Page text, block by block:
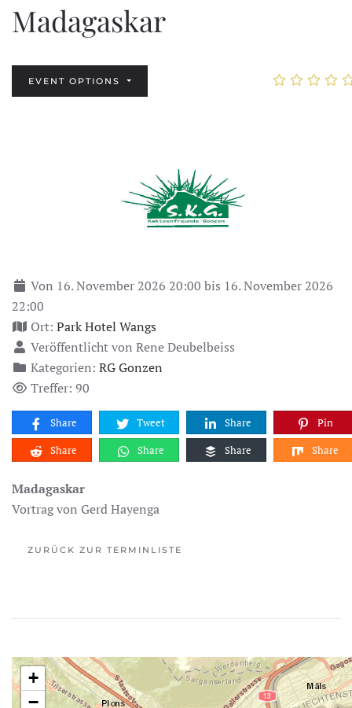
Madagaskar
EVENT OPTIONS
Von 16. November 2026 20:00 bis 16. November 2026
22:00
Ort: Park Hotel Wangs
Veröffentlicht von Rene Deubelbeiss
Kategorien: RG Gonzen
Treffer: 90
Share Tweet Share
Pin
Share
Share Share Share
Madagaskar
Vortrag von Gerd Hayenga
ZURÜCK ZUR TERMINLISTE
+
−